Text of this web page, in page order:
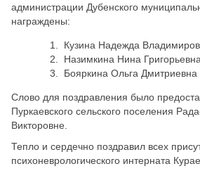
администрации Дубенского
награждены:
Кузина Надежда
Назимкина Нина
Бояркина Ольга Дмитриевна
Слово для поздравления было
Пуркаевского сельского поселения
Викторовне.
Тепло и сердечно поздравил всех
психоневрологического интерната